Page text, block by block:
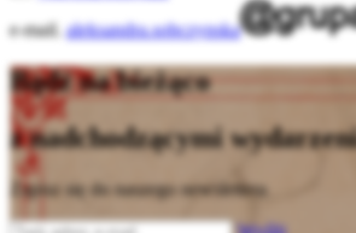
e-mail.aleksandra.sobczynska
Bądź na bieżąco
z nadchodzącymi
Zapisz się do naszego newslettera